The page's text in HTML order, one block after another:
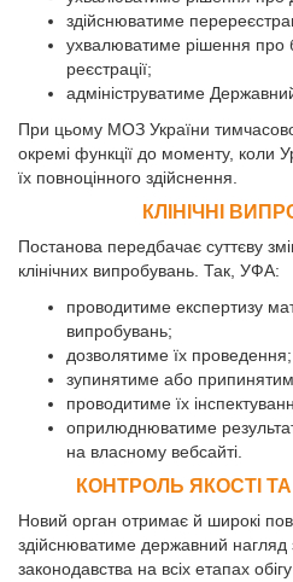
здійснюватиме
ухвалюватиме рішення про
реєстрації;
адмініструватиме
При цьому МОЗ України
окремі функції до моменту, коли
їх повноцінного здійснення.
КЛІНІЧНІ
Постанова передбачає суттєву
клінічних випробувань. Так, УФА:
проводитиме експертизу
випробувань;
дозволятиме їх проведення;
зупинятиме або
проводитиме їх
оприлюднюватиме
на власному вебсайті.
КОНТРОЛЬ ЯКОСТІ
Новий орган отримає й широкі
здійснюватиме державний
законодавства на всіх етапах